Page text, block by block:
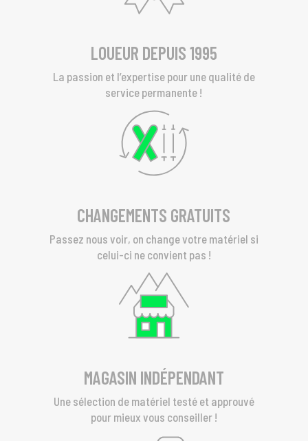
LOUEUR DEPUIS 1995
La passion et l’expertise pour une qualité de
service permanente !
CHANGEMENTS GRATUITS
Passez nous voir, on change votre matériel si
celui-ci ne convient pas !
MAGASIN INDÉPENDANT
Une sélection de matériel testé et approuvé
pour mieux vous conseiller !